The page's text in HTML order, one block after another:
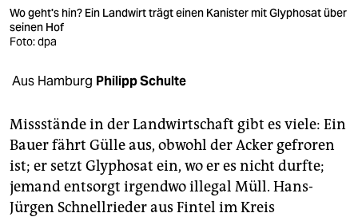
verlag
veranstaltungen
unterstützen
abo
genossenschaft
Wo geht's hin? Ein Landwirt trägt einen Kanister mit Glyphosat über
seinen Hof
Foto: dpa
Aus Hamburg Philipp Schulte
Missstände in der Landwirtschaft gibt es viele: Ein
Bauer fährt Gülle aus, obwohl der Acker gefroren
ist; er setzt Glyphosat ein, wo er es nicht durfte;
jemand entsorgt irgendwo illegal Müll. Hans-
Jürgen Schnellrieder aus Fintel im Kreis